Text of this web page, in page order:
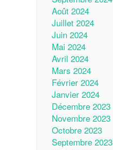
Août 2024
Juillet 2024
Juin 2024
Mai 2024
Avril 2024
Mars 2024
Février 2024
Janvier 2024
Décembre 2023
Novembre 2023
Octobre 2023
Septembre 2023